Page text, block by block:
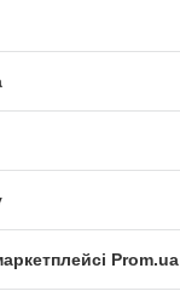
Prom.ua